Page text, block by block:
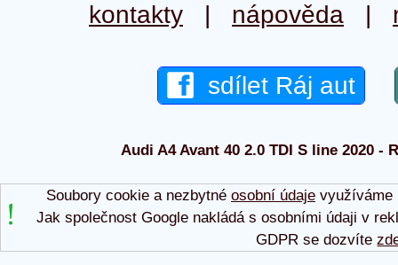
kontakty | nápověda |
sdílet Ráj aut
Audi A4 Avant 40 2.0 TDI S line 2020 -
Soubory cookie a nezbytné osobní údajevyužíváme
Jak společnost Google nakládá s osobními údaji v
GDPR se dozvíte